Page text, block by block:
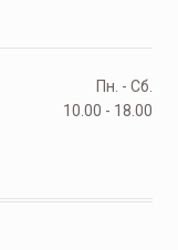
Пн. - Сб.
10.00 - 18.00